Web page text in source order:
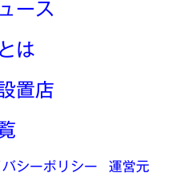
ース
は
置店
シーポリシー 運営元